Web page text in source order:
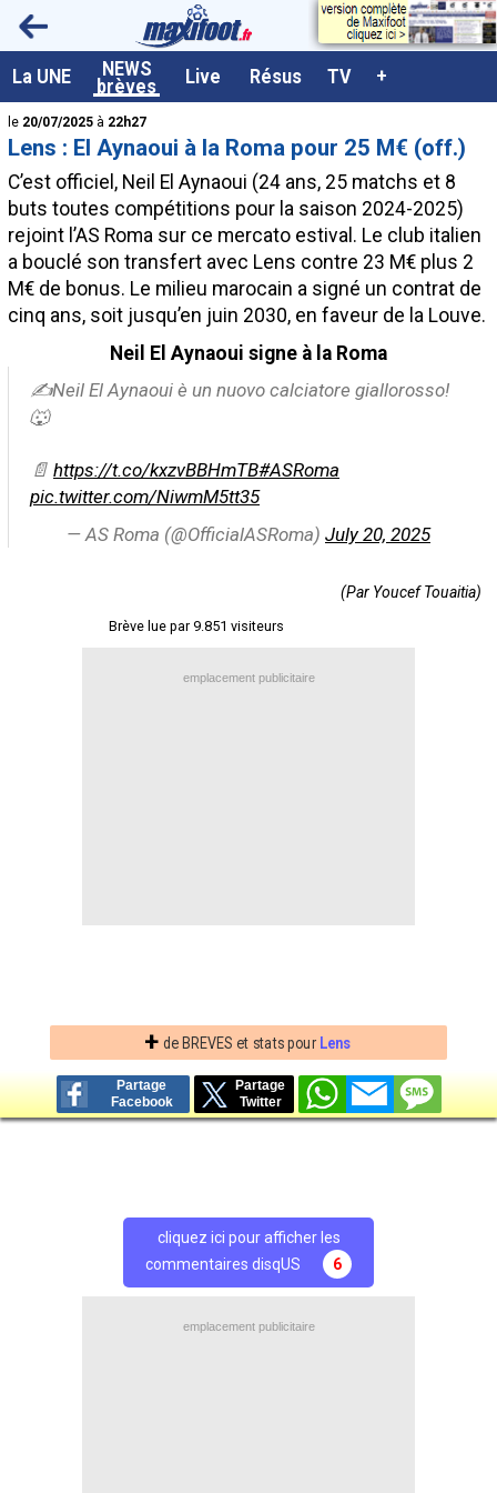
La UNE NEWS
brèves Live Résus TV +
<
le 20/07/2025 à 22h27
Lens : El Aynaoui à la Roma pour 25 M€ (off.)
C’est officiel, Neil El Aynaoui (24 ans, 25 matchs et 8
buts toutes compétitions pour la saison 2024-2025)
rejoint l’AS Roma sur ce mercato estival. Le club italien
a bouclé son transfert avec Lens contre 23 M€ plus 2
M€ de bonus. Le milieu marocain a signé un contrat de
cinq ans, soit jusqu’en juin 2030, en faveur de la Louve.
Neil El Aynaoui signe à la Roma
✍️Neil El Aynaoui è un nuovo calciatore giallorosso!
🐺
📄 https://t.co/kxzvBBHmTB#ASRoma
pic.twitter.com/NiwmM5tt35
— AS Roma (@OfficialASRoma) July 20, 2025
(Par Youcef Touaitia)
Brève lue par 9.851 visiteurs
emplacement publicitaire
+ de BREVES et stats pour Lens
Partage
Facebook
Partage
Twitter
cliquez ici pour afficher les
commentaires disqUS
6
emplacement publicitaire
A la UNE
Dernières brèves
Live / Matchs en direct
Résultats et Classements
Class. buteurs européens
Programme TV foot
Vidéos
Tableau transferts L1
Paramètrages / Options
Contact / Signaler un bug